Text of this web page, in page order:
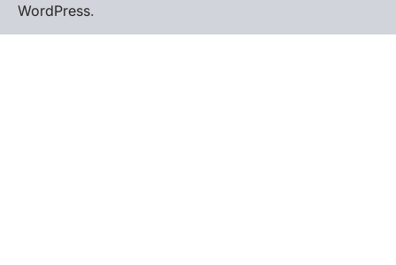
WordPress.